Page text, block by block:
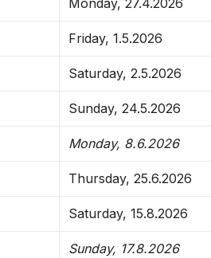
Monday, 27.4.2026
Friday, 1.5.2026
Saturday, 2.5.2026
Sunday, 24.5.2026
Monday, 8.6.2026
Thursday, 25.6.2026
Saturday, 15.8.2026
Sunday, 17.8.2026